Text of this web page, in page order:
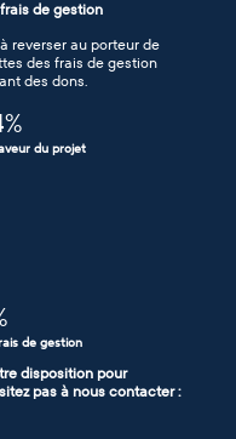
de gestion
reverser au porteur de
des frais de gestion
des dons.
%
du projet
de gestion
disposition pour
pas à nous contacter :